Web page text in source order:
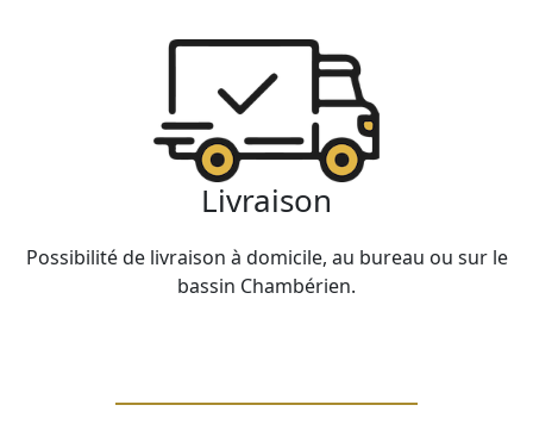
Livraison
Possibilité de livraison à domicile, au bureau ou sur le
bassin Chambérien.